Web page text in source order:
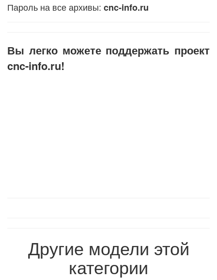
Пароль на все архивы: cnc-info.ru
Вы легко можете поддержать проект
cnc-info.ru!
Другие модели этой
категории